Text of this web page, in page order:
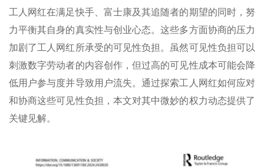
工人网红在满足快手、富士康及其追随者的期望的同时，努
力平衡其自身的真实性与创业心态。这些多方面协商的压力
加剧了工人网红所承受的可见性负担。虽然可见性负担可以
刺激数字劳动者的内容创作，但过高的可见性成本可能会降
低用户参与度并导致用户流失。通过探索工人网红如何应对
和协商这些可见性负担，本文对其中微妙的权力动态提供了
关键见解。